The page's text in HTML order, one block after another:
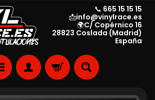
📞 665 15 15 15
📩info@vinylrace.es
🌍C/ Copérnico 16
28823 Coslada (Madrid)
España